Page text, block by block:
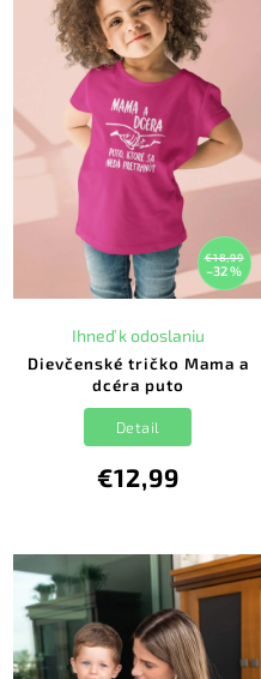
€18,99
–32 %
Dievčenské tričko Mama a
dcéra puto
Ihneď k odoslaniu
€12,99
Detail